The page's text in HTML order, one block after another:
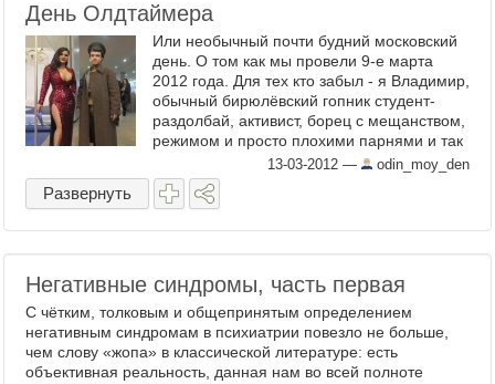
День Олдтаймера
Или необычный почти будний московский
день. О том как мы провели 9-е марта
2012 года. Для тех кто забыл - я Владимир,
обычный бирюлёвский гопник студент-
раздолбай, активист, борец с мещанством,
режимом и просто плохими парнями и так
13-03-2012 — odin_moy_den
Развернуть
Негативные синдромы, часть первая
С чётким, толковым и общепринятым определением
негативным синдромам в психиатрии повезло не больше,
чем слову «жопа» в классической литературе: есть
объективная реальность, данная нам во всей полноте